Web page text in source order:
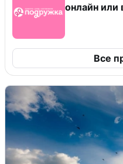
онлайн или
Все